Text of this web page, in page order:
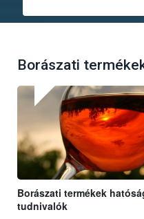
Borászati
Borászati termékek
tudnivalók